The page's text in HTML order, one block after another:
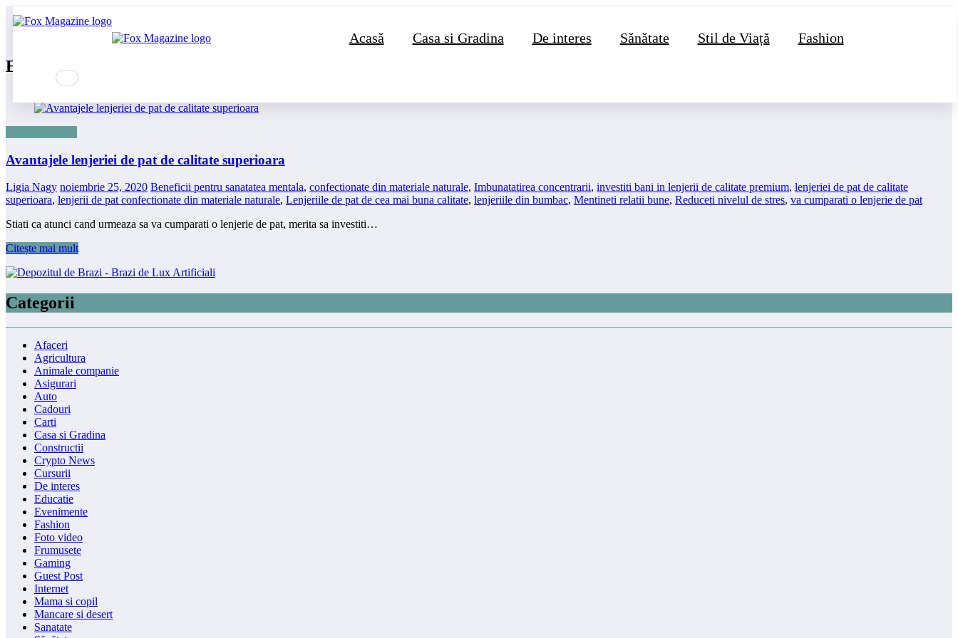
Acasă Casa si Gradina De interes Sănătate Stil de Viață Fashion
Prima pagină
Lenjeriile de pat de cea mai buna calitate
Etichetă: Lenjeriile de pat de cea mai buna calitate
Avantajele lenjeriei de pat de calitate superioara
Ligia Nagy noiembrie 25, 2020 Beneficii pentru sanatatea mentala, confectionate din materiale naturale, Imbunatatirea concentrarii, investiti bani in lenjerii de calitate premium, lenjeriei de pat de calitate
superioara, lenjerii de pat confectionate din materiale naturale, Lenjeriile de pat de cea mai buna calitate, lenjeriile din bumbac, Mentineti relatii bune, Reduceti nivelul de stres, va cumparati o lenjerie de pat
Stiati ca atunci cand urmeaza sa va cumparati o lenjerie de pat, merita sa investiti…
Citește mai mult
Categorii
Afaceri
Agricultura
Animale companie
Asigurari
Auto
Cadouri
Carti
Casa si Gradina
Constructii
Crypto News
Cursurii
De interes
Educatie
Evenimente
Fashion
Foto video
Frumusete
Gaming
Guest Post
Internet
Mama si copil
Mancare si desert
Sanatate